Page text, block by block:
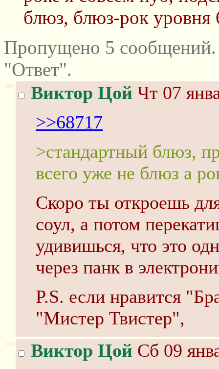
блюз, блюз-рок
Пропущено 5
"Ответ".
>> Виктор Цой Чт 07
>>68717
>стандартный блюз,
всего уже не блюз а
Скоро ты откроешь
соул, а потом
удивишься, что это
через панк в
P.S. если нравится
"Мистер Твистер",
>> Виктор Цой Сб 09